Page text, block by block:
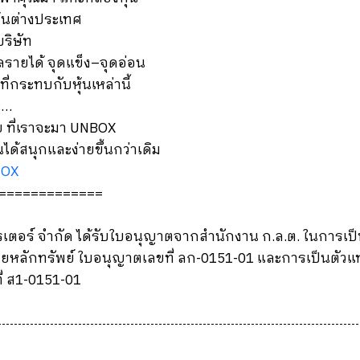
ต่างประเทศ
ริษัท
รายได้ จุดแข็ง–จุดอ่อน
กระทบกับหุ้นเหล่านี้
ราจะมา UNBOX
ด้สนุกและง่ายขึ้นกว่าเดิม
ตอร์ จำกัด ได้รับใบอนุญาตจากสำนักงาน ก.ล.ต. ในการ
หลักทรัพย์ ใบอนุญาตเลขที่ ลก-0151-01 และการเป็นตั
1-0151-01